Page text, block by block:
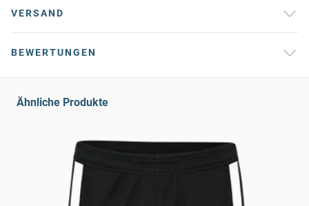
VERSAND
BEWERTUNGEN
Ähnliche Produkte